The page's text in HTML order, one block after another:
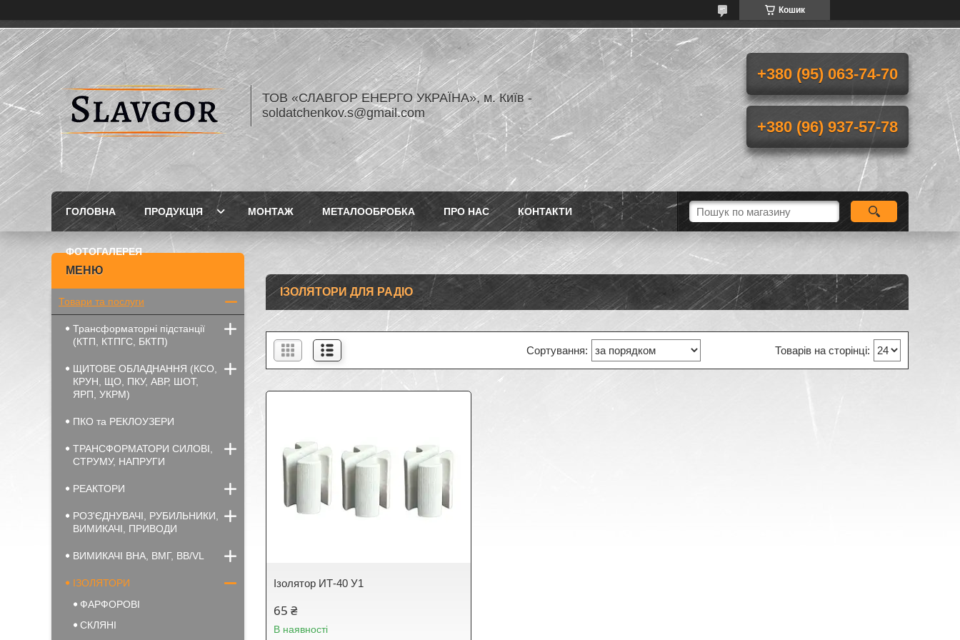
Кошик
ТОВ «СЛАВГОР ЕНЕРГО УКРАЇНА», м. Київ -
soldatchenkov.s@gmail.com
+380 (95) 063-74-70
+380 (96) 937-57-78
ГОЛОВНА ПРОДУКЦІЯ МОНТАЖ МЕТАЛООБРОБКА ПРО НАС КОНТАКТИ
ФОТОГАЛЕРЕЯ
ІЗОЛЯТОРИ ДЛЯ РАДІО
Ізолятор ИТ-40 У1
65 ₴
В наявності
Товари та послуги
Трансформаторні підстанції
(КТП, КТПГС, БКТП)
ЩИТОВЕ ОБЛАДНАННЯ (КСО,
КРУН, ЩО, ПКУ, АВР, ШОТ,
ЯРП, УКРМ)
ПКО та РЕКЛОУЗЕРИ
ТРАНСФОРМАТОРИ СИЛОВІ,
СТРУМУ, НАПРУГИ
РЕАКТОРИ
РОЗ'ЄДНУВАЧІ, РУБИЛЬНИКИ,
ВИМИКАЧІ, ПРИВОДИ
ВИМИКАЧІ ВНА, ВМГ, BB/VL
ІЗОЛЯТОРИ
ФАРФОРОВІ
СКЛЯНІ